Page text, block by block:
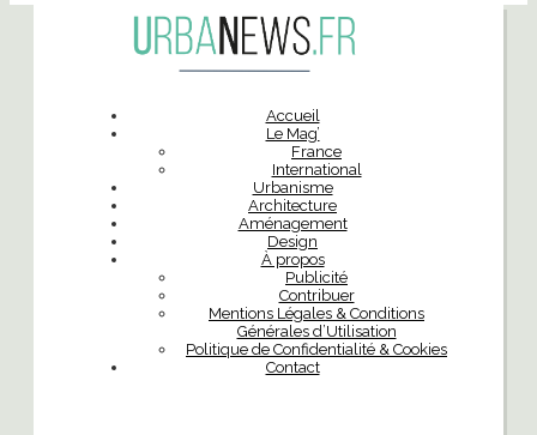
Accueil
Le Mag’
France
International
Urbanisme
Architecture
Aménagement
Design
À propos
Publicité
Contribuer
Mentions Légales & Conditions
Générales d’Utilisation
Politique de Confidentialité & Cookies
Contact